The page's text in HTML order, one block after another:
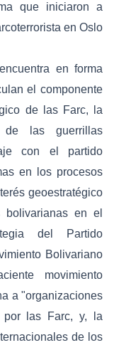
que iniciaron a
en Oslo
en forma
el componente
de las Farc, la
de las guerrillas
con el partido
en los procesos
geoestratégico
en el
del Partido
Bolivariano
movimiento
a "organizaciones
por las Farc, y, la
de los